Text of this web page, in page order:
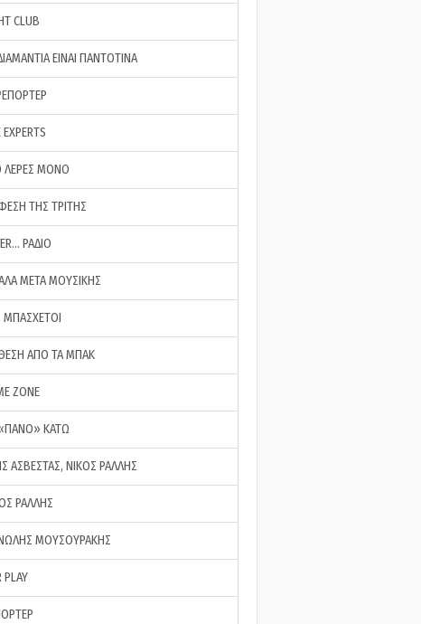
CLUB
ΕΙΝΑΙ ΠΑΝΤΟΤΙΝΑ
ΛΕΡΕΣ ΜΟΝΟ
ΤΗΣ ΤΡΙΤΗΣ
ΡΑΔΙΟ
ΜΕΤΑ ΜΟΥΣΙΚΗΣ
ΜΠΑΣΧΕΤΟΙ
ΑΠΟ ΤΑ ΜΠΑΚ
ZONE
ΚΑΤΩ
ΑΣΒΕΣΤΑΣ, ΝΙΚΟΣ ΡΑΛΛΗΣ
ΡΑΛΛΗΣ
ΜΟΥΣΟΥΡΑΚΗΣ
PLAY